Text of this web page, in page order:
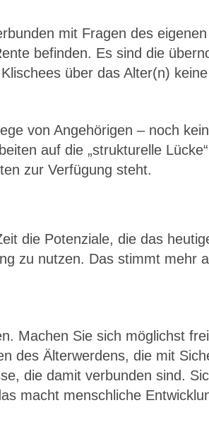
mit Fragen des
befinden. Es sind die
über das Alter(n)
von Angehörigen – noch
auf die „strukturelle
zur Verfügung steht.
die Potenziale, die das
zu nutzen. Das stimmt mehr
Machen Sie sich möglichst
des Älterwerdens, die mit
die damit verbunden sind.
macht menschliche